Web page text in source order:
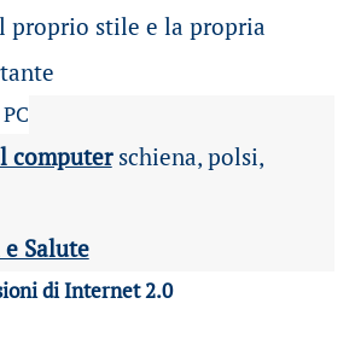
proprio stile e la propria
computerschiena, polsi,
Salute